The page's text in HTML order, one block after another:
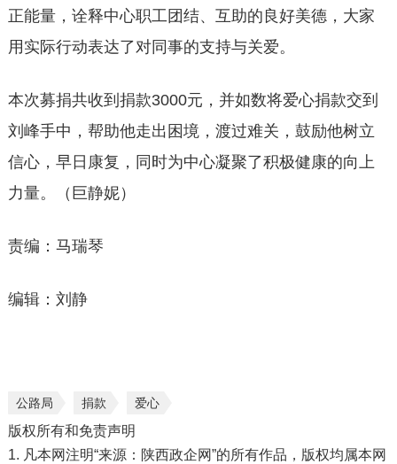
正能量，诠释中心职工团结、互助的良好美德，大家
用实际行动表达了对同事的支持与关爱。
本次募捐共收到捐款3000元，并如数将爱心捐款交到
刘峰手中，帮助他走出困境，渡过难关，鼓励他树立
信心，早日康复，同时为中心凝聚了积极健康的向上
力量。（巨静妮）
责编：马瑞琴
编辑：刘静
公路局 捐款 爱心
版权所有和免责声明
1. 凡本网注明“来源：陕西政企网”的所有作品，版权均属本网